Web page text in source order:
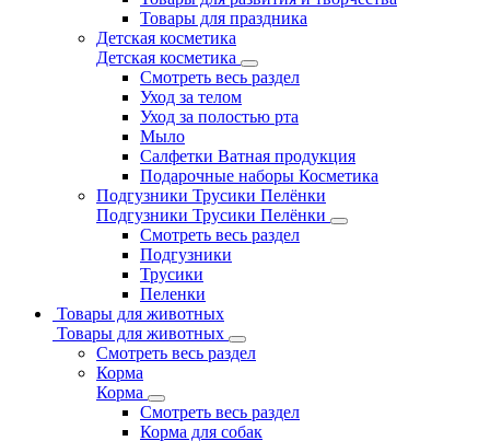
Товары для праздника
Детская косметика
Детская косметика
Смотреть весь раздел
Уход за телом
Уход за полостью рта
Мыло
Салфетки Ватная продукция
Подарочные наборы Косметика
Подгузники Трусики Пелёнки
Подгузники Трусики Пелёнки
Смотреть весь раздел
Подгузники
Трусики
Пеленки
Товары для животных
Товары для животных
Смотреть весь раздел
Корма
Корма
Смотреть весь раздел
Корма для собак